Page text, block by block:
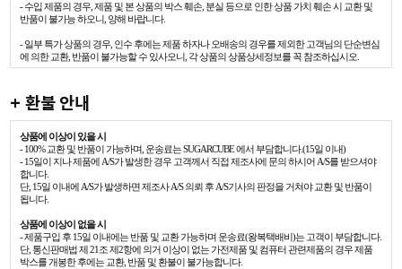
- 수입 제품의 경우, 제품 및 본 상품의 박스 훼손, 분실 등으로 인한 상품 가치 훼손 시 교환 및
반품이 불가능 하오니, 양해 바랍니다.
- 일부 특가 상품의 경우, 인수 후에는 제품 하자나 오배송의 경우를 제외한 고객님의 단순변심
에 의한 교환, 반품이 불가능할 수 있사오니, 각 상품의 상품상세정보를 꼭 참조하십시오.
+ 환불 안내
상품에 이상이 있을 시
- 100% 교환 및 반품이 가능하며, 운송료는 SUGARCUBE 에서 부담합니다.(15일 이내)
- 15일이 지나 제품에 A/S가 발생한 경우 고객께서 직접 제조사에 문의 하시어 A/S를 받으셔야
합니다.
단, 15일 이내에 A/S가 발생하면 제조사 A/S 의뢰 후 A/S기사의 판정을 거쳐야 교환 및 반품이
됩니다.
상품에 이상이 없을 시
- 제품구입 후 15일 이내에는 반품 및 교환 가능하며 운송료(왕복택배비)는 고객이 부담합니다.
단, 통신판매법 제 21조 제2항에 의거 이상이 없는 가전제품 및 컴퓨터 관련제품의 경우 제품
박스를 개봉한 후에는 교환, 반품 및 환불이 불가능합니다.